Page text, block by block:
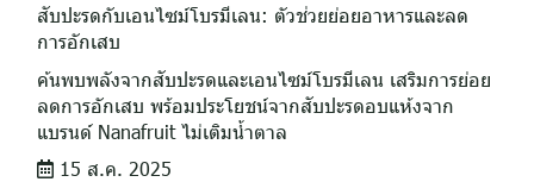
สับปะรดกับเอนไซม์โบรมีเลน: ตัวช่วยย่อยอาหารและลด
การอักเสบ
ค้นพบพลังจากสับปะรดและเอนไซม์โบรมีเลน เสริมการย่อย
ลดการอักเสบ พร้อมประโยชน์จากสับปะรดอบแห้งจาก
แบรนด์ Nanafruit ไม่เติมน้ำตาล
15 ส.ค. 2025